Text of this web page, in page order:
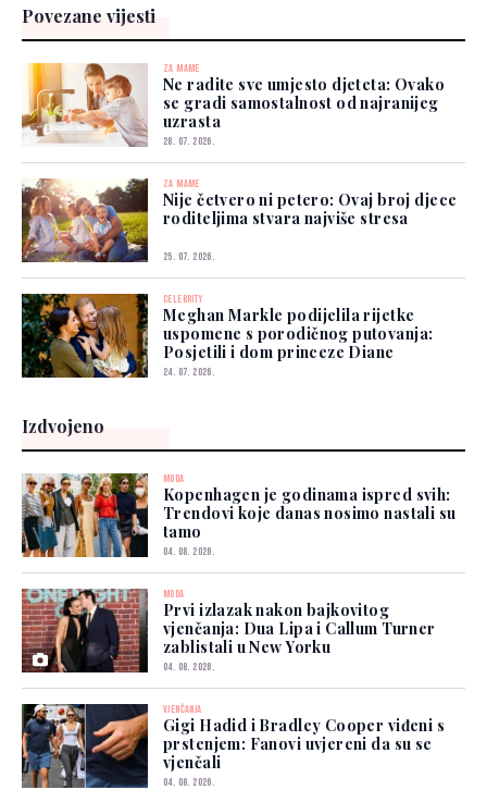
Povezane vijesti
ZA MAME
Ne radite sve umjesto djeteta: Ovako
se gradi samostalnost od najranijeg
uzrasta
28. 07. 2026.
ZA MAME
Nije četvero ni petero: Ovaj broj djece
roditeljima stvara najviše stresa
25. 07. 2026.
CELEBRITY
Meghan Markle podijelila rijetke
uspomene s porodičnog putovanja:
Posjetili i dom princeze Diane
24. 07. 2026.
Izdvojeno
MODA
Kopenhagen je godinama ispred svih:
Trendovi koje danas nosimo nastali su
tamo
04. 08. 2026.
MODA
Prvi izlazak nakon bajkovitog
vjenčanja: Dua Lipa i Callum Turner
zablistali u New Yorku
04. 08. 2026.
VJENČANJA
Gigi Hadid i Bradley Cooper viđeni s
prstenjem: Fanovi uvjereni da su se
vjenčali
04. 08. 2026.